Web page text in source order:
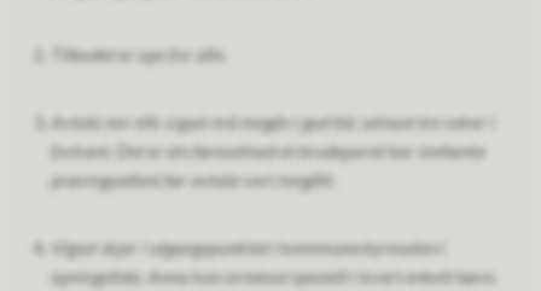
Tilbodet er ope for alle.
Avtale om slik vigsel må inngås i god tid, seinast tre veker i
forkant. Det er ein føresetnad at brudeparet har innhenta
prøvingsattest før avtale vert inngått.
Vigsel skjer i utgangspunktet i kommunestyresalen i
opningstida. Anna kan avtalast spesielt i kvart enkelt høve.